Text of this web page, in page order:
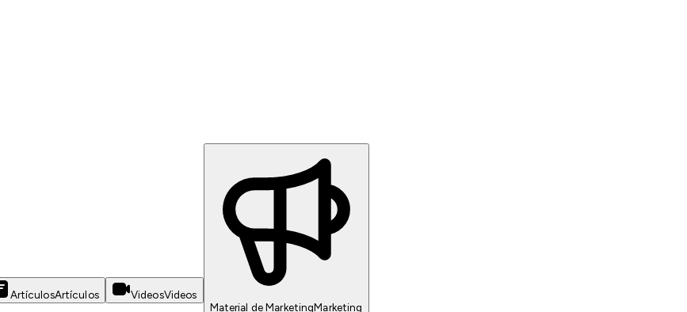
ArtículosArtículos VideosVideos
Material de MarketingMarketing